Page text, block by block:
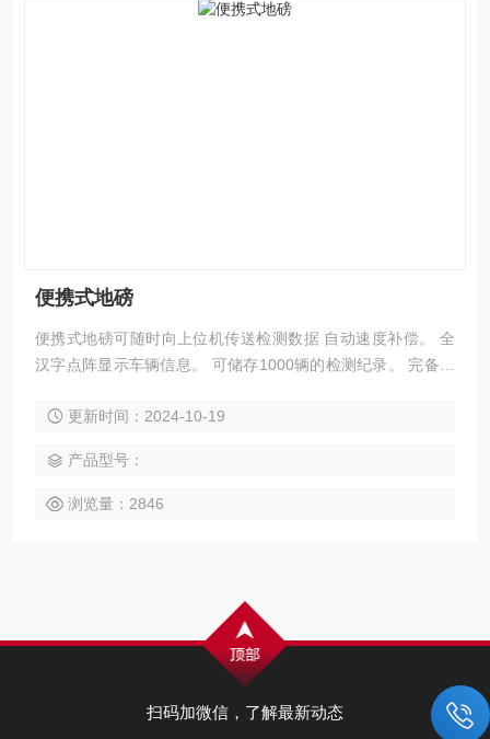
便携式地磅
便携式地磅可随时向上位机传送检测数据 自动速度补偿。 全
汉字点阵显示车辆信息。 可储存1000辆的检测纪录。 完备的
更新时间：2024-10-19
产品型号：
浏览量：2846
扫码加微信，了解最新动态